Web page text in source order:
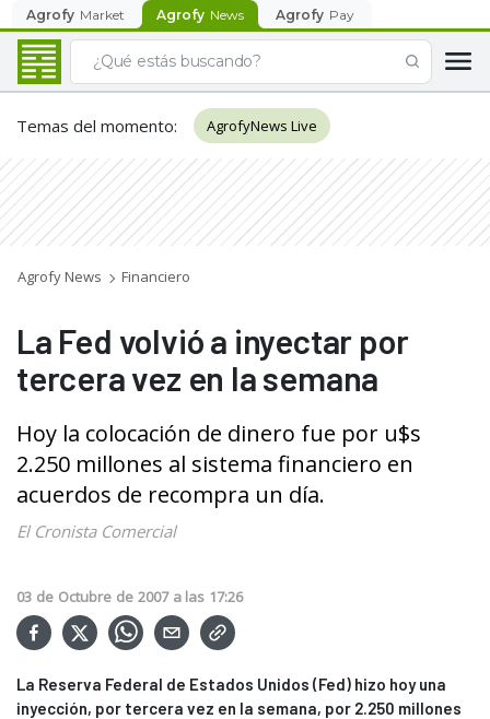
Agrofy Market Agrofy News Agrofy Pay
Temas del momento: AgrofyNews Live
Agrofy News Financiero
La Fed volvió a inyectar por
tercera vez en la semana
Hoy la colocación de dinero fue por u$s
2.250 millones al sistema financiero en
acuerdos de recompra un día.
El Cronista Comercial
03 de Octubre de 2007 a las 17:26
La Reserva Federal de Estados Unidos (Fed) hizo hoy una
inyección, por tercera vez en la semana, por 2.250 millones